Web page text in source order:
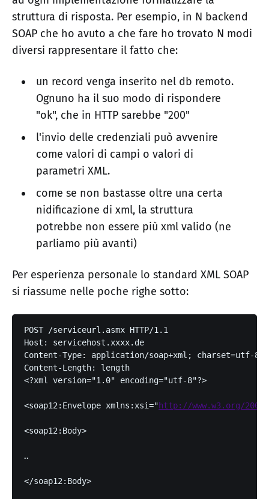
struttura di risposta. Per esempio, in N backend
SOAP che ho avuto a che fare ho trovato N modi
diversi rappresentare il fatto che:
un record venga inserito nel db remoto.
Ognuno ha il suo modo di rispondere
"ok", che in HTTP sarebbe "200"
l'invio delle credenziali può avvenire
come valori di campi o valori di
parametri XML.
come se non bastasse oltre una certa
nidificazione di xml, la struttura
potrebbe non essere più xml valido (ne
parliamo più avanti)
Per esperienza personale lo standard XML SOAP
si riassume nelle poche righe sotto:
POST /serviceurl.asmx HTTP/1.1
Host: servicehost.xxxx.de
Content-Type: application/soap+xml; charset=utf-8
Content-Length: length
<?xml version="1.0" encoding="utf-8"?>
<soap12:Envelope xmlns:xsi="http://www.w3.org/2001/
<soap12:Body>
..
</soap12:Body>